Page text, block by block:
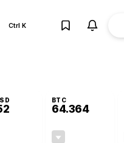
Ctrl K
BTC
64.364